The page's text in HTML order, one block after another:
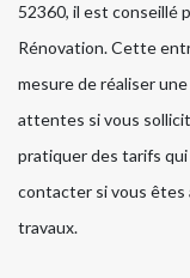
52360, il est conseillé
Rénovation. Cette
mesure de réaliser
attentes si vous
pratiquer des tarifs qui
contacter si vous êtes
travaux.